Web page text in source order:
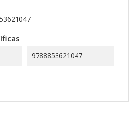
9788853621047